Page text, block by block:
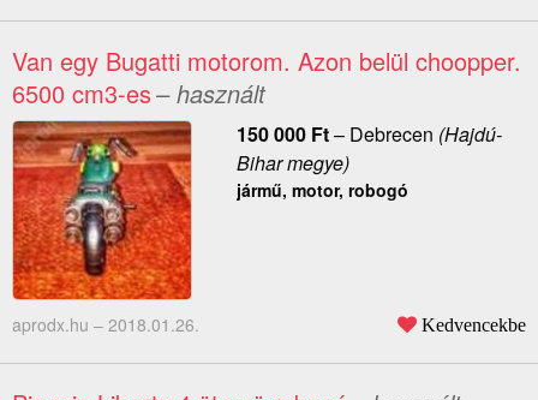
Van egy Bugatti motorom. Azon belül choopper.
6500 cm3-es– használt
150 000 Ft– Debrecen (Hajdú-
Bihar megye)
jármű, motor, robogó
aprodx.hu – 2018.01.26. Kedvencekbe